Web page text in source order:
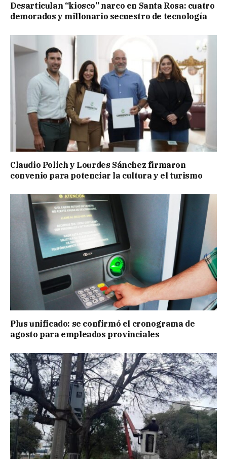
Desarticulan “kiosco” narco en Santa Rosa: cuatro
demorados y millonario secuestro de tecnología
Claudio Polich y Lourdes Sánchez firmaron
convenio para potenciar la cultura y el turismo
Plus unificado: se confirmó el cronograma de
agosto para empleados provinciales